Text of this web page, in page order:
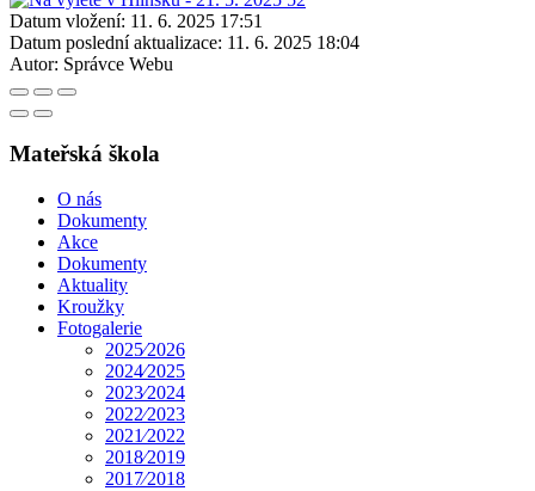
Datum vložení: 11. 6. 2025 17:51
Datum poslední aktualizace: 11. 6. 2025 18:04
Autor: Správce Webu
Mateřská škola
O nás
Dokumenty
Akce
Dokumenty
Aktuality
Kroužky
Fotogalerie
2025⁄2026
2024⁄2025
2023⁄2024
2022⁄2023
2021⁄2022
2018⁄2019
2017⁄2018